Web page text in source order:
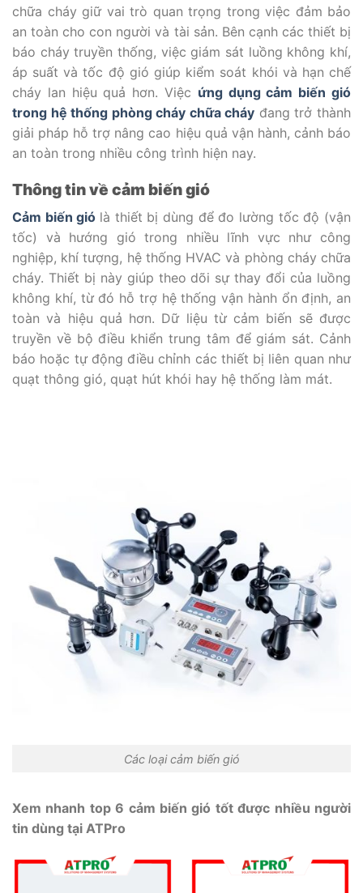
chữa cháy giữ vai trò quan trọng trong việc đảm bảo
an toàn cho con người và tài sản. Bên cạnh các thiết bị
báo cháy truyền thống, việc giám sát luồng không khí,
áp suất và tốc độ gió giúp kiểm soát khói và hạn chế
cháy lan hiệu quả hơn. Việc ứng dụng cảm biến gió
trong hệ thống phòng cháy chữa cháy đang trở thành
giải pháp hỗ trợ nâng cao hiệu quả vận hành, cảnh báo
an toàn trong nhiều công trình hiện nay.
Thông tin về cảm biến gió
Cảm biến gió là thiết bị dùng để đo lường tốc độ (vận
tốc) và hướng gió trong nhiều lĩnh vực như công
nghiệp, khí tượng, hệ thống HVAC và phòng cháy chữa
cháy. Thiết bị này giúp theo dõi sự thay đổi của luồng
không khí, từ đó hỗ trợ hệ thống vận hành ổn định, an
toàn và hiệu quả hơn. Dữ liệu từ cảm biến sẽ được
truyền về bộ điều khiển trung tâm để giám sát. Cảnh
báo hoặc tự động điều chỉnh các thiết bị liên quan như
quạt thông gió, quạt hút khói hay hệ thống làm mát.
Các loại cảm biến gió
Xem nhanh top 6 cảm biến gió tốt được nhiều người
tin dùng tại ATPro